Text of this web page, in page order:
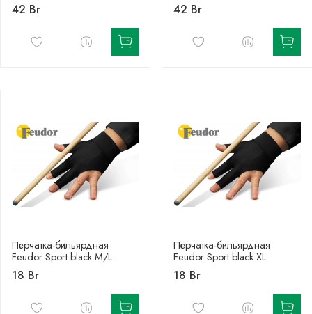
42 Br 42 Br
Перчатка-бильярдная
Feudor Sport black M/L
18 Br
Перчатка-бильярдная
Feudor Sport black XL
18 Br